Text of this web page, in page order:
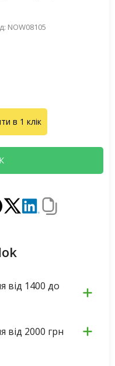
NOW08105
в 1 клік
від 1400 до
від 2000 грн